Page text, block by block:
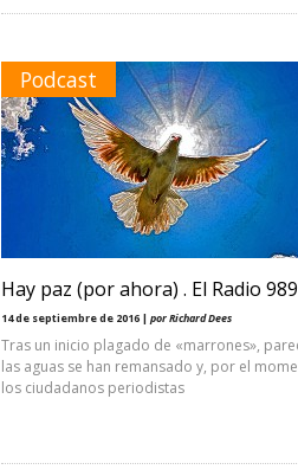
Podcast
Hay paz (por ahora) . El Radio 989
14 de septiembre de 2016 | por Richard Dees
Tras un inicio plagado de «marrones»,
las aguas se han remansado y, por el
los ciudadanos periodistas